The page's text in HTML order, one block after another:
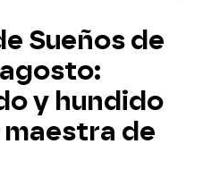
Sueños de
y hundido
de